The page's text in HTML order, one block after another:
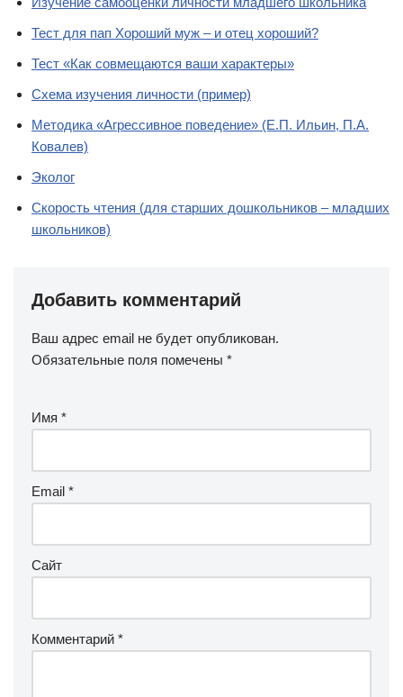
Тест для пап Хороший муж – и отец хороший?
Тест «Как совмещаются ваши характеры»
Схема изучения личности (пример)
Методика «Агрессивное поведение» (Е.П. Ильин, П.А.
Ковалев)
Эколог
Скорость чтения (для старших дошкольников – младших
школьников)
Добавить комментарий
Ваш адрес email не будет опубликован.
Обязательные поля помечены *
Имя *
Email *
Сайт
Комментарий *